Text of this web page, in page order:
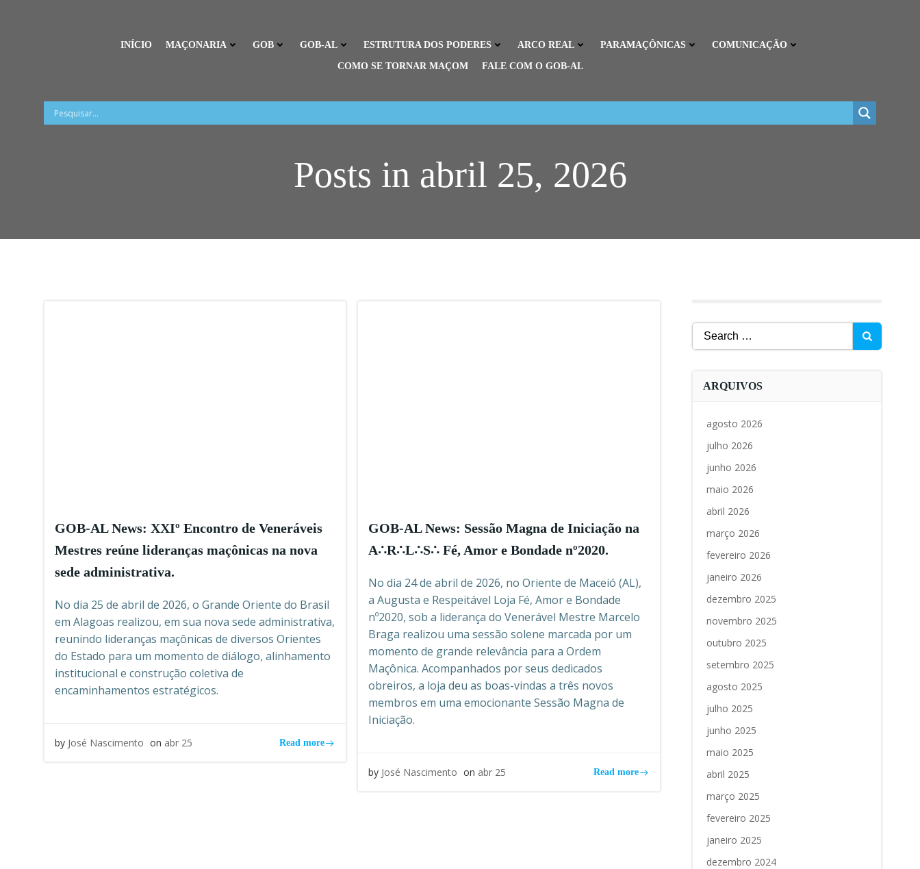
INÍCIO MAÇONARIA GOB GOB-AL ESTRUTURA DOS PODERES ARCO REAL PARAMAÇÔNICAS COMUNICAÇÃO
COMO SE TORNAR MAÇOM FALE COM O GOB-AL
Posts in abril 25, 2026
GOB-AL News: XXIº Encontro de Veneráveis
Mestres reúne lideranças maçônicas na nova
sede administrativa.
No dia 25 de abril de 2026, o Grande Oriente do Brasil
em Alagoas realizou, em sua nova sede administrativa,
reunindo lideranças maçônicas de diversos Orientes
do Estado para um momento de diálogo, alinhamento
institucional e construção coletiva de
encaminhamentos estratégicos.
by José Nascimento on abr 25 Read more
GOB-AL News: Sessão Magna de Iniciação na
A∴R∴L∴S∴ Fé, Amor e Bondade nº2020.
No dia 24 de abril de 2026, no Oriente de Maceió (AL),
a Augusta e Respeitável Loja Fé, Amor e Bondade
nº2020, sob a liderança do Venerável Mestre Marcelo
Braga realizou uma sessão solene marcada por um
momento de grande relevância para a Ordem
Maçônica. Acompanhados por seus dedicados
obreiros, a loja deu as boas-vindas a três novos
membros em uma emocionante Sessão Magna de
Iniciação.
by José Nascimento on abr 25 Read more
Search
for:
ARQUIVOS
agosto 2026
julho 2026
junho 2026
maio 2026
abril 2026
março 2026
fevereiro 2026
janeiro 2026
dezembro 2025
novembro 2025
outubro 2025
setembro 2025
agosto 2025
julho 2025
junho 2025
maio 2025
abril 2025
março 2025
fevereiro 2025
janeiro 2025
dezembro 2024